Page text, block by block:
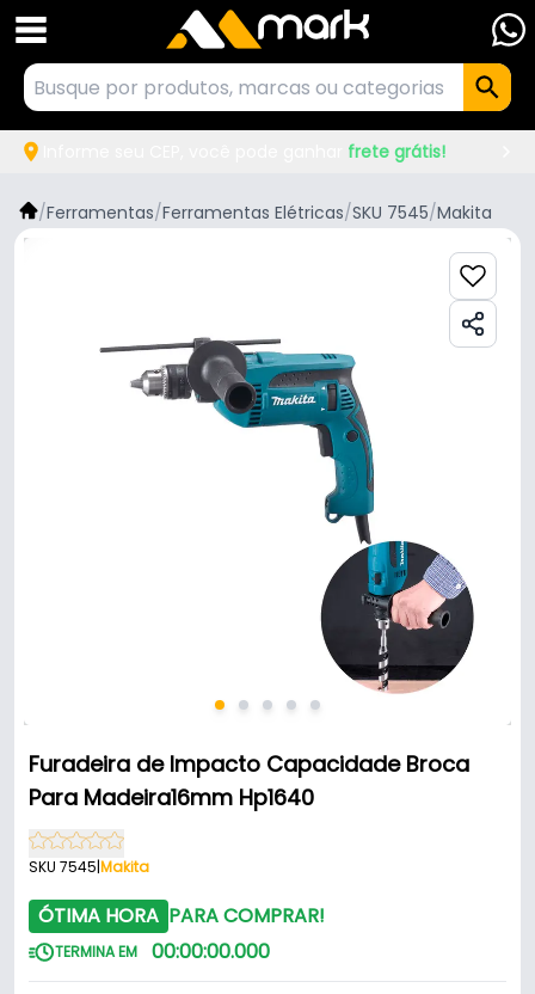
frete grátis!
/Ferramentas/Ferramentas Elétricas/SKU 7545/Makita
Furadeira de Impacto Capacidade Broca
Para Madeira16mm Hp1640
SKU 7545|Makita
ÓTIMA HORA PARA COMPRAR!
TERMINA EM 00:00:00.000